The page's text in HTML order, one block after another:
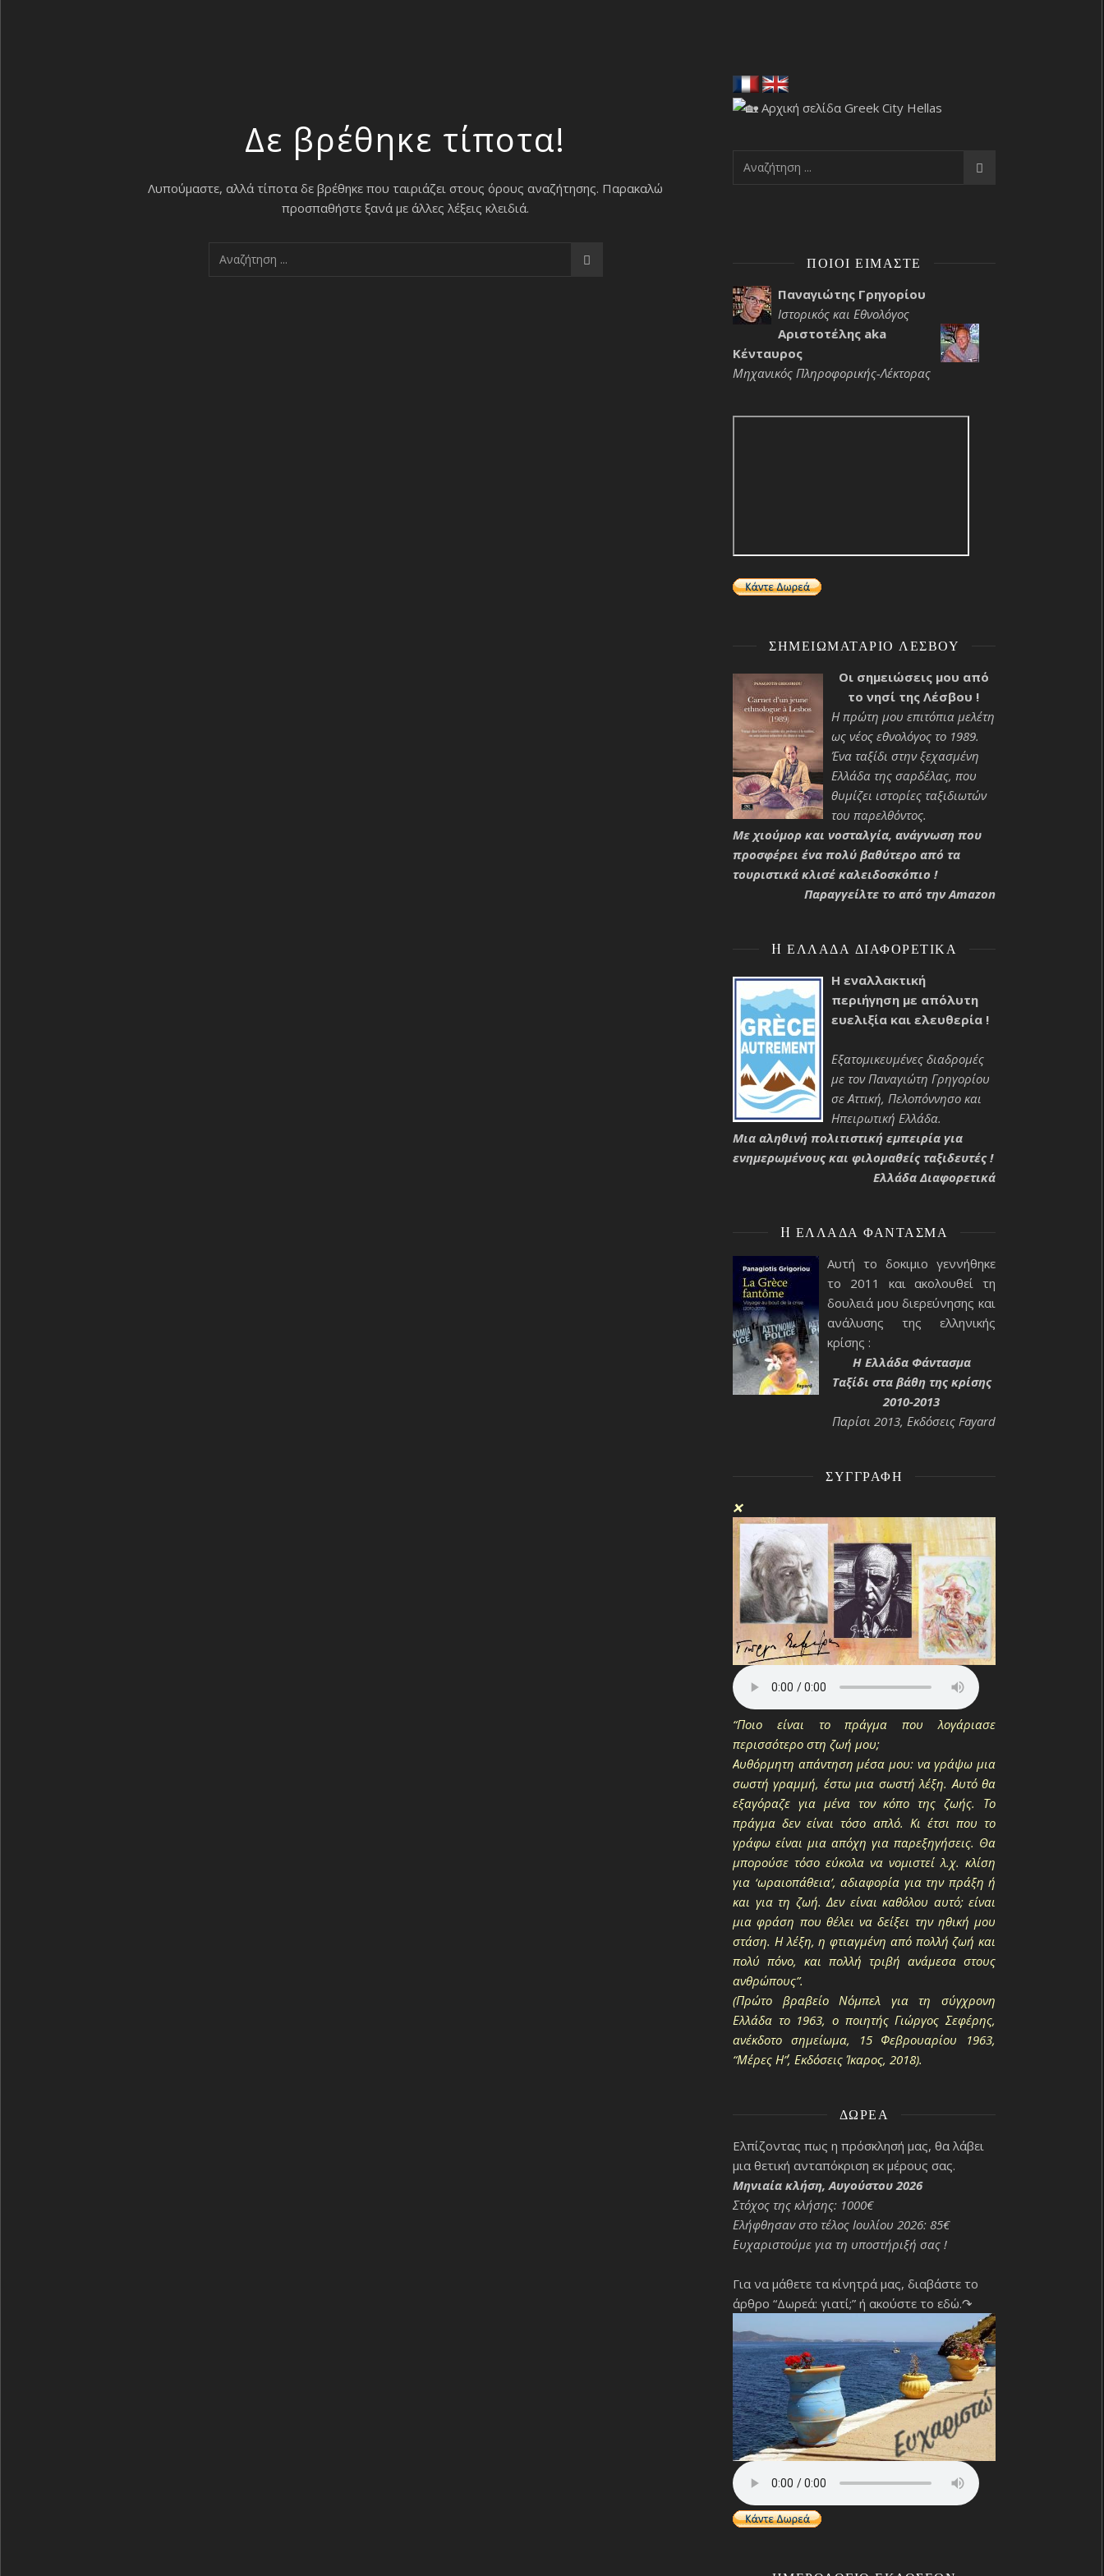
Δε βρέθηκε τίποτα!
Λυπούμαστε, αλλά τίποτα δε βρέθηκε που ταιριάζει στους όρους αναζήτησης. Παρακαλώ
προσπαθήστε ξανά με άλλες λέξεις κλειδιά.
ΠΟΙΟΙ ΕΊΜΑΣΤΕ
Παναγιώτης Γρηγορίου
Ιστορικός και Εθνολόγος
Αριστοτέλης aka
Κένταυρος
Μηχανικός Πληροφορικής-Λέκτορας
ΣΗΜΕΙΩΜΑΤΆΡΙΟ ΛΈΣΒΟΥ
Οι σημειώσεις μου από
το νησί της Λέσβου !
Η πρώτη μου επιτόπια μελέτη
ως νέος εθνολόγος το 1989.
Ένα ταξίδι στην ξεχασμένη
Ελλάδα της σαρδέλας, που
θυμίζει ιστορίες ταξιδιωτών
του παρελθόντος.
Με χιούμορ και νοσταλγία, ανάγνωση που
προσφέρει ένα πολύ βαθύτερο από τα
τουριστικά κλισέ καλειδοσκόπιο !
Παραγγείλτε το από την Amazon
H ΕΛΛΆΔΑ ΔΙΑΦΟΡΕΤΙΚΆ
Η εναλλακτική
περιήγηση με απόλυτη
ευελιξία και ελευθερία !
Εξατομικευμένες διαδρομές
με τον Παναγιώτη Γρηγορίου
σε Αττική, Πελοπόννησο και
Ηπειρωτική Ελλάδα.
Μια αληθινή πολιτιστική εμπειρία για
ενημερωμένους και φιλομαθείς ταξιδευτές !
Ελλάδα Διαφορετικά
H ΕΛΛΆΔΑ ΦΆΝΤΑΣΜΑ
Αυτή το δοκιμιο γεννήθηκε
το 2011 και ακολουθεί τη
δουλειά μου διερεύνησης και
ανάλυσης της ελληνικής
κρίσης :
H Ελλάδα Φάντασμα
Ταξίδι στα βάθη της κρίσης
2010-2013
Παρίσι 2013, Εκδόσεις Fayard
ΣΥΓΓΡΑΦΉ
❌
“Ποιο είναι το πράγμα που λογάριασε
περισσότερο στη ζωή μου;
Αυθόρμητη απάντηση μέσα μου: να γράψω μια
σωστή γραμμή, έστω μια σωστή λέξη. Αυτό θα
εξαγόραζε για μένα τον κόπο της ζωής. Το
πράγμα δεν είναι τόσο απλό. Κι έτσι που το
γράφω είναι μια απόχη για παρεξηγήσεις. Θα
μπορούσε τόσο εύκολα να νομιστεί λ.χ. κλίση
για ‘ωραιοπάθεια’, αδιαφορία για την πράξη ή
και για τη ζωή. Δεν είναι καθόλου αυτό; είναι
μια φράση που θέλει να δείξει την ηθική μου
στάση. Η λέξη, η φτιαγμένη από πολλή ζωή και
πολύ πόνο, και πολλή τριβή ανάμεσα στους
ανθρώπους”.
(Πρώτο βραβείο Νόμπελ για τη σύγχρονη
Ελλάδα το 1963, ο ποιητής Γιώργος Σεφέρης,
ανέκδοτο σημείωμα, 15 Φεβρουαρίου 1963,
“Μέρες Η΄”, Εκδόσεις Ίκαρος, 2018).
ΔΩΡΕΆ
Ελπίζοντας πως η πρόσκλησή μας, θα λάβει
μια θετική ανταπόκριση εκ μέρους σας.
Μηνιαία κλήση, Αυγούστου 2026
Στόχος της κλήσης: 1000€
Ελήφθησαν στο τέλος Ιουλίου 2026: 85€
Ευχαριστούμε για τη υποστήριξή σας !
Για να μάθετε τα κίνητρά μας, διαβάστε το
άρθρο “Δωρεά: γιατί;” ή ακούστε το εδώ.↷